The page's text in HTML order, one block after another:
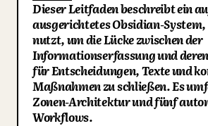
Blog
Updates
Dieser Leitfaden beschreibt ein
ausgerichtetes Obsidian-System,
nutzt, um die Lücke zwischen der
Informationserfassung und
für Entscheidungen, Texte und
Maßnahmen zu schließen. Es
Zonen-Architektur und fünf
Workflows.